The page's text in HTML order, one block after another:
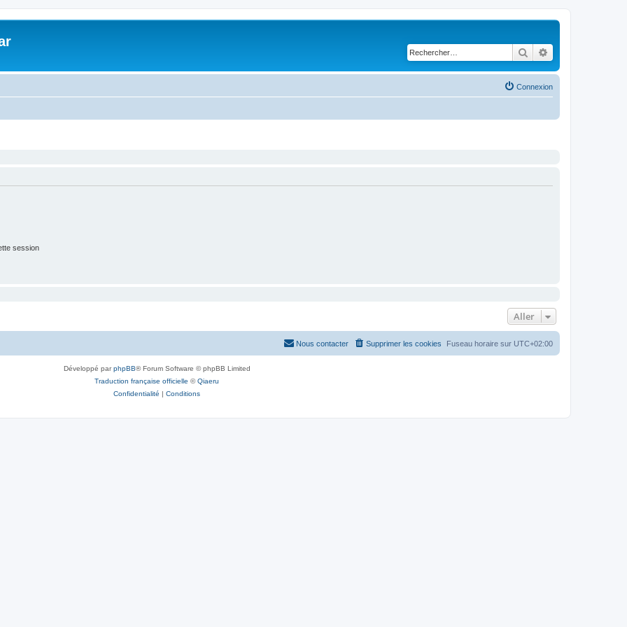
Rechercher
Connexion
session
Aller
Fuseau horaire sur UTC+02:00
Supprimer les cookies
Nous contacter
Développé parphpBB® Forum Software © phpBB Limited
Traduction française officielle ©Qiaeru
Confidentialité | Conditions